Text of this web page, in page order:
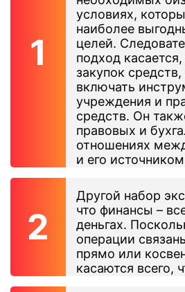
условиях,
наиболее
целей.
подход
закупок
включать
учреждения и
средств. Он
правовых и
отношениях
и его
Другой набор
что финансы –
деньгах.
операции
прямо или
касаются всего,